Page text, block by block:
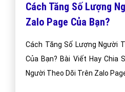
Cách Tăng Số Lượng
Zalo Page Của Bạn?
Cách Tăng Số Lượng Người
Của Bạn? Bài Viết Hay Chia
Người Theo Dõi Trên Zalo